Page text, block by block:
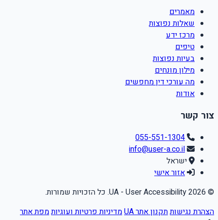
מאמרים
שאלות נפוצות
מרכז ידע
טיפים
בעיות נפוצות
מילון מונחים
מה עורכי דין מחפשים
אודות
צור קשר
055-551-1304
info@user-a.co.il
ישראל
אזור אישי
© 2026 UA - User Accessibility. כל הזכויות שמורות.
הצהרת נגישותתקנון אתר UA מדיניות פרטיות ועוגיותמפת אתר